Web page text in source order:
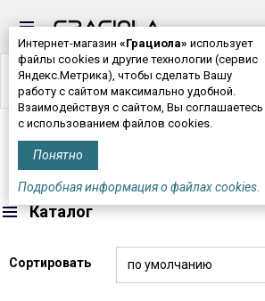
Интернет-магазин «Грациола» использует
файлы cookies и другие технологии (сервис
Яндекс.Метрика), чтобы сделать Вашу
работу с сайтом максимально удобной.
Взаимодействуя с сайтом, Вы соглашаетесь
с использованием файлов cookies.
Понятно
Подробная информация о файлах cookies.
Главная>Женская одежда
ФУТБОЛКИ, МАЙКИ
Каталог
Сортировать по умолчанию